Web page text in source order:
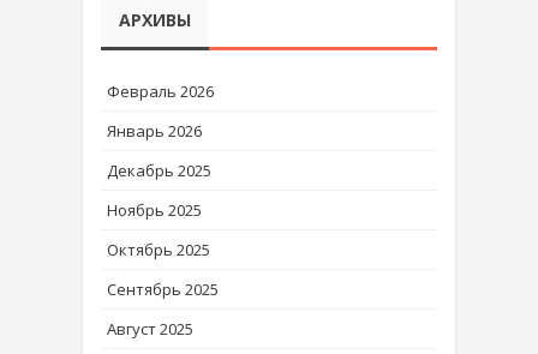
АРХИВЫ
Февраль 2026
Январь 2026
Декабрь 2025
Ноябрь 2025
Октябрь 2025
Сентябрь 2025
Август 2025